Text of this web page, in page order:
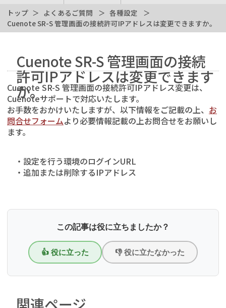
トップ
よくあるご質問
各種設定
Cuenote SR-S 管理画面の接続許可IPアドレスは変更できますか。
Cuenote SR-S 管理画面の接続
許可IPアドレスは変更できます
か。
Cuenote SR-S 管理画面の接続許可IPアドレス変更は、
Cuenoteサポートで対応いたします。
お手数をおかけいたしますが、以下情報をご記載の上、 お
問合せフォームより必要情報記載の上お問合せをお願いし
ます。
・設定を行う環境のログインURL
・追加または削除するIPアドレス
この記事は役に立ちましたか？
👍 役に立った 👎 役に立たなかった
関連ページ